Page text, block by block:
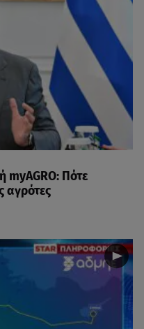
Πότε
αγρότες